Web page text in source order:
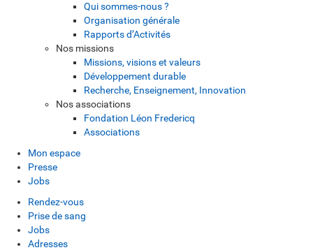
Qui sommes-nous ?
Organisation générale
Rapports d’Activités
Nos missions
Missions, visions et valeurs
Développement durable
Recherche, Enseignement, Innovation
Nos associations
Fondation Léon Fredericq
Associations
Mon espace
Presse
Jobs
Rendez-vous
Prise de sang
Jobs
Adresses